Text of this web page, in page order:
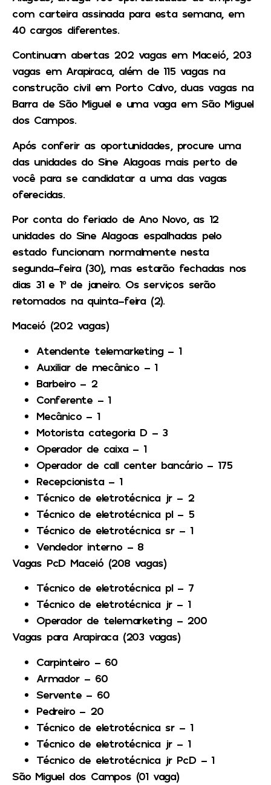
com carteira assinada para esta semana, em
40 cargos diferentes.
Continuam abertas 202 vagas em Maceió, 203
vagas em Arapiraca, além de 115 vagas na
construção civil em Porto Calvo, duas vagas na
Barra de São Miguel e uma vaga em São Miguel
dos Campos.
Após conferir as oportunidades, procure uma
das unidades do Sine Alagoas mais perto de
você para se candidatar a uma das vagas
oferecidas.
Por conta do feriado de Ano Novo, as 12
unidades do Sine Alagoas espalhadas pelo
estado funcionam normalmente nesta
segunda-feira (30), mas estarão fechadas nos
dias 31 e 1º de janeiro. Os serviços serão
retomados na quinta-feira (2).
Maceió (202 vagas)
Atendente telemarketing – 1
Auxiliar de mecânico – 1
Barbeiro – 2
Conferente – 1
Mecânico – 1
Motorista categoria D – 3
Operador de caixa – 1
Operador de call center bancário – 175
Recepcionista – 1
Técnico de eletrotécnica jr – 2
Técnico de eletrotécnica pl – 5
Técnico de eletrotécnica sr – 1
Vendedor interno – 8
Vagas PcD Maceió (208 vagas)
Técnico de eletrotécnica pl – 7
Técnico de eletrotécnica jr – 1
Operador de telemarketing – 200
Vagas para Arapiraca (203 vagas)
Carpinteiro – 60
Armador – 60
Servente – 60
Pedreiro – 20
Técnico de eletrotécnica sr – 1
Técnico de eletrotécnica jr – 1
Técnico de eletrotécnica jr PcD – 1
São Miguel dos Campos (01 vaga)